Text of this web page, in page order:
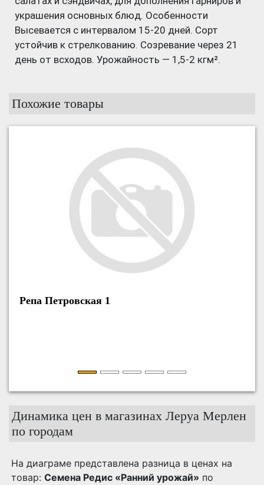
украшения основных блюд. Особенности
Высевается с интервалом 15-20 дней. Сорт
устойчив к стрелкованию. Созревание через 21
день от всходов. Урожайность — 1,5-2 кгм².
Похожие товары
Динамика цен в магазинах Леруа Мерлен
по городам
На диаграме представлена разница в ценах на
товар: Семена Редис «Ранний урожай» по